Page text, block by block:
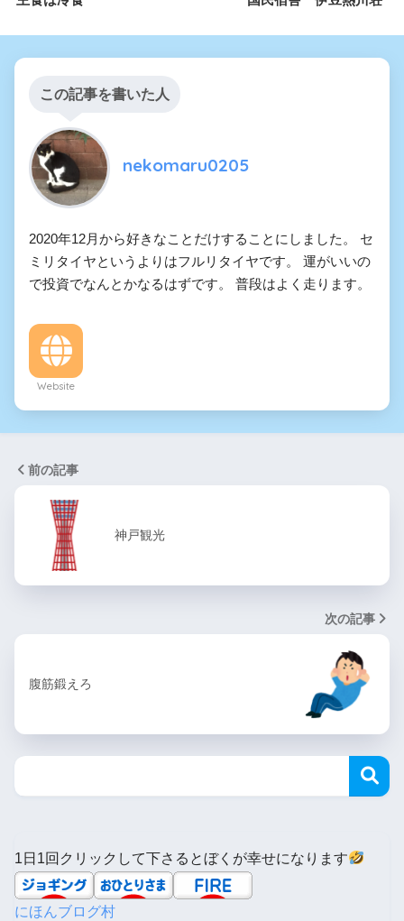
この記事を書いた人
nekomaru0205
2020年12月から好きなことだけすることにしました。 セ
ミリタイヤというよりはフルリタイヤです。 運がいいの
で投資でなんとかなるはずです。 普段はよく走ります。
Website
前の記事
神戸観光
次の記事
腹筋鍛えろ
1日1回クリックして下さるとぼくが幸せになります
にほんブログ村